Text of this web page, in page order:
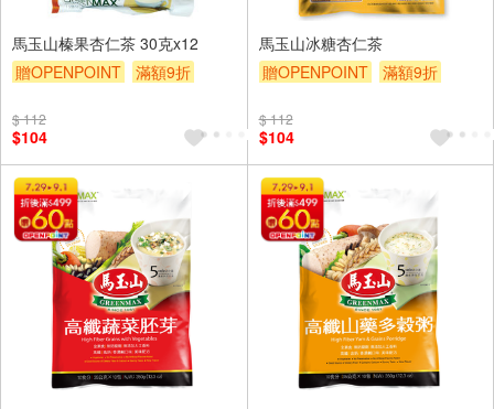
馬玉山榛果杏仁茶 30克x12
贈OPENPOINT
滿額9折
$ 112
$104
馬玉山冰糖杏仁茶
贈OPENPOINT
滿額9折
$ 112
$104